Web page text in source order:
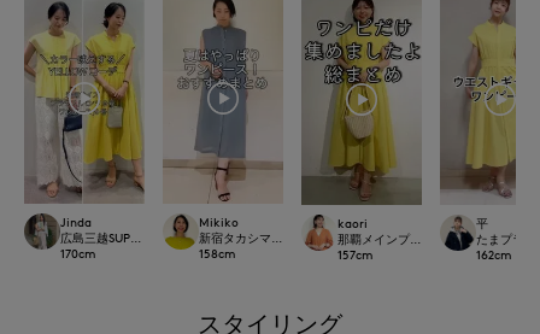
Jinda
広島三越SUPERIORCLOSET
170cm
Mikiko
新宿タカシマヤSUPERIOR CLOSET
158cm
kaori
那覇メインプレイス
157cm
平
たまプラ
162cm
スタイリング